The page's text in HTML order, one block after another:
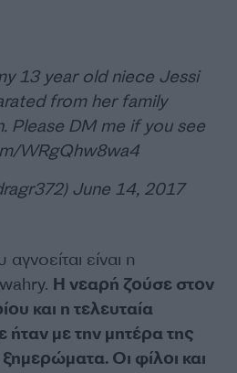
13 year old niece Jessi
from her family
Please DM me if you see
WRgQhw8wa4
June 14, 2017
είναι η
Η νεαρή ζούσε στον
και η τελευταία
ήταν με την μητέρα της
ξημερώματα. Οι φίλοι και